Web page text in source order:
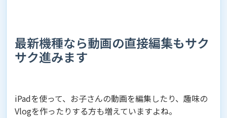
最新機種なら動画の直接編集もサク
サク進みます
iPadを使って、お子さんの動画を編集したり、趣味の
Vlogを作ったりする方も増えていますよね。